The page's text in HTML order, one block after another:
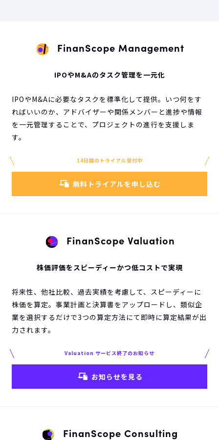
FinanScope Management
IPOやM&Aのタスク管理を一元化
IPOやM&Aに必要なタスクを標準化して提供。いつ何をす
ればいいのか、アドバイザーや関係メンバーと進捗や情報
を一元管理することで、プロジェクトの進行を支援しま
す。
14日間のトライアル受付中
無料トライアルを申し込む
FinanScope Valuation
株価評価をスピーディーかつ低コストで実現
将来性、他社比較、過去実績を考慮して、スピーディーに
株価を算定。事業計画と決算書をアップロードし、類似企
業を選択するだけで3つの算定方法にて即時に算定結果が出
力されます。
Valuation サービス終了のお知らせ
お知らせを見る
FinanScope Consulting